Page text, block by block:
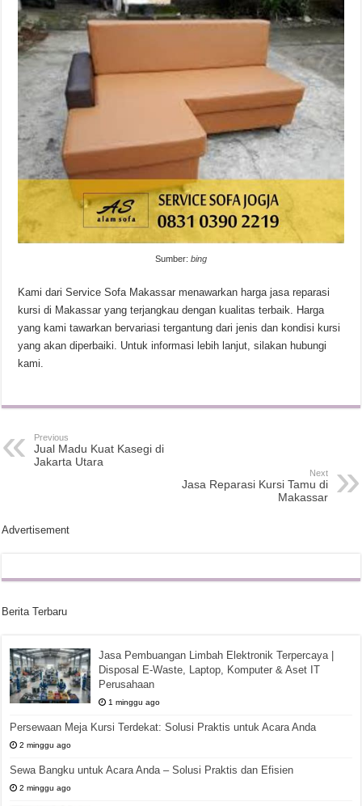
Sumber: bing
Kami dari Service Sofa Makassar menawarkan harga jasa reparasi
kursi di Makassar yang terjangkau dengan kualitas terbaik. Harga
yang kami tawarkan bervariasi tergantung dari jenis dan kondisi kursi
yang akan diperbaiki. Untuk informasi lebih lanjut, silakan hubungi
kami.
Previous
Jual Madu Kuat Kasegi di
Jakarta Utara
Next
Jasa Reparasi Kursi Tamu di
Makassar
Advertisement
Berita Terbaru
Jasa Pembuangan Limbah Elektronik Terpercaya |
Disposal E-Waste, Laptop, Komputer & Aset IT
Perusahaan
1 minggu ago
Persewaan Meja Kursi Terdekat: Solusi Praktis untuk Acara Anda
2 minggu ago
Sewa Bangku untuk Acara Anda – Solusi Praktis dan Efisien
2 minggu ago